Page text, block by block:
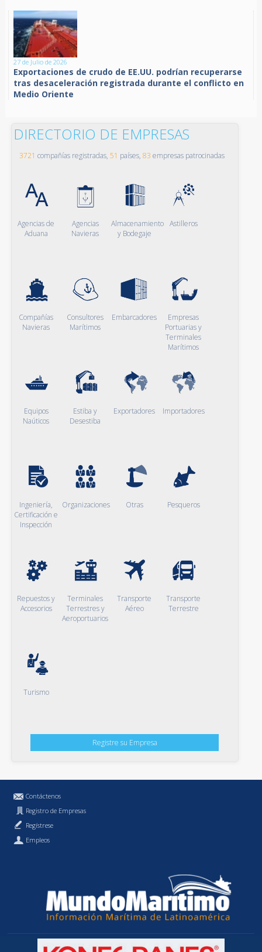
27 de Julio de 2026
Exportaciones de crudo de EE.UU. podrían recuperarse
tras desaceleración registrada durante el conflicto en
Medio Oriente
DIRECTORIO DE EMPRESAS
3721 compañías registradas, 51 países, 83 empresas patrocinadas
Agencias de
Aduana
Agencias
Navieras
Almacenamiento
y Bodegaje
Astilleros
Compañías
Navieras
Consultores
Marítimos
Embarcadores
Empresas
Portuarias y
Terminales
Marítimos
Equipos
Naúticos
Estiba y
Desestiba
Exportadores Importadores
Ingeniería,
Certificación e
Inspección
Organizaciones Otras Pesqueros
Repuestos y
Accesorios
Terminales
Terrestres y
Aeroportuarios
Transporte
Aéreo
Transporte
Terrestre
Turismo
Registre su Empresa
Contáctenos
Registro de Empresas
Regístrese
Empleos
Política de Privacidad